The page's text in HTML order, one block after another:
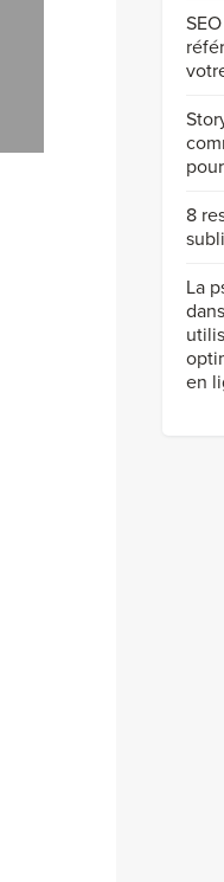
8
La
en